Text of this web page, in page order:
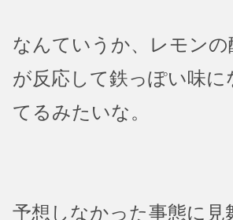
なんていうか、レモンの
が反応して鉄っぽい味に
てるみたいな。
予想しなかった事態に見